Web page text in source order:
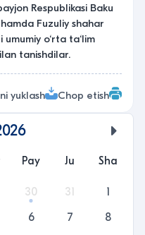
Respublikasi Baku
Fuzuliy shahar
o‘rta ta‘lim
tanishdilar.
yuklash Chop etish
Pay Ju Sha
30 31
1
6 7
8